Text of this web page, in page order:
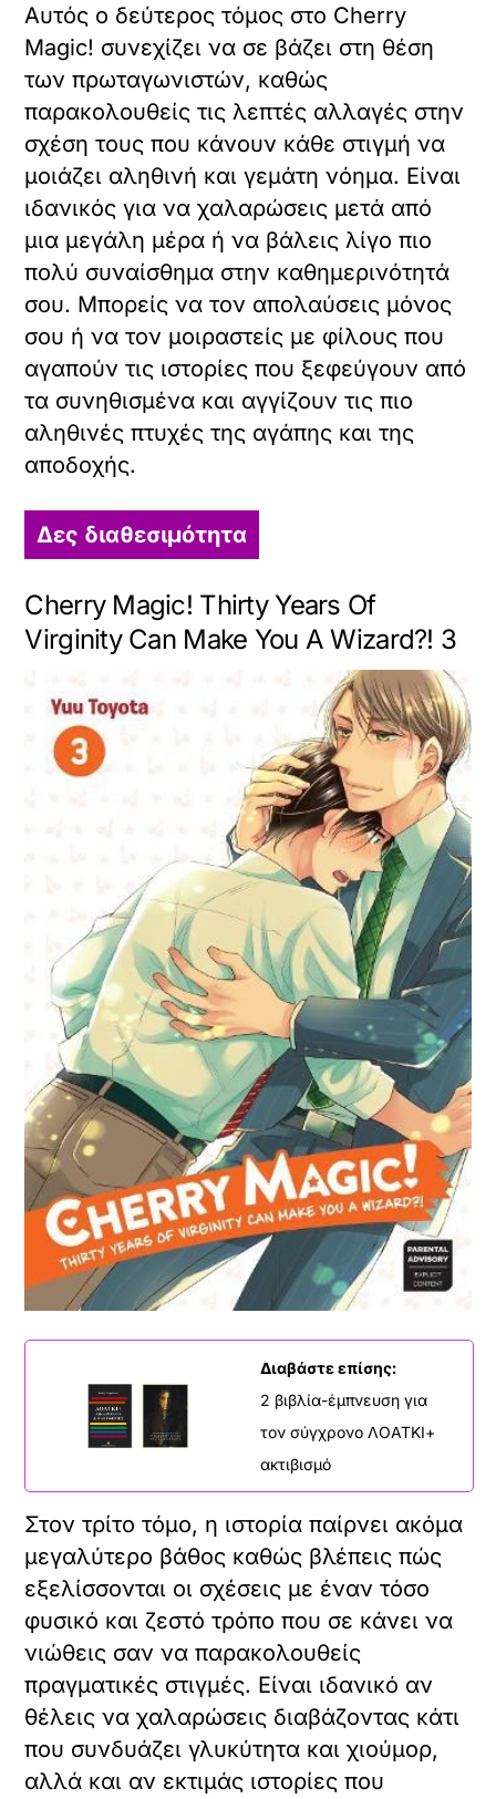
Αυτός ο δεύτερος τόμος στο Cherry
Magic! συνεχίζει να σε βάζει στη θέση
των πρωταγωνιστών, καθώς
παρακολουθείς τις λεπτές αλλαγές στην
σχέση τους που κάνουν κάθε στιγμή να
μοιάζει αληθινή και γεμάτη νόημα. Είναι
ιδανικός για να χαλαρώσεις μετά από
μια μεγάλη μέρα ή να βάλεις λίγο πιο
πολύ συναίσθημα στην καθημερινότητά
σου. Μπορείς να τον απολαύσεις μόνος
σου ή να τον μοιραστείς με φίλους που
αγαπούν τις ιστορίες που ξεφεύγουν από
τα συνηθισμένα και αγγίζουν τις πιο
αληθινές πτυχές της αγάπης και της
αποδοχής.
Δες διαθεσιμότητα
Cherry Magic! Thirty Years Of
Virginity Can Make You A Wizard?! 3
Διαβάστε επίσης:
2 βιβλία-έμπνευση για
τον σύγχρονο ΛΟΑΤΚΙ+
ακτιβισμό
Στον τρίτο τόμο, η ιστορία παίρνει ακόμα
μεγαλύτερο βάθος καθώς βλέπεις πώς
εξελίσσονται οι σχέσεις με έναν τόσο
φυσικό και ζεστό τρόπο που σε κάνει να
νιώθεις σαν να παρακολουθείς
πραγματικές στιγμές. Είναι ιδανικό αν
θέλεις να χαλαρώσεις διαβάζοντας κάτι
που συνδυάζει γλυκύτητα και χιούμορ,
αλλά και αν εκτιμάς ιστορίες που